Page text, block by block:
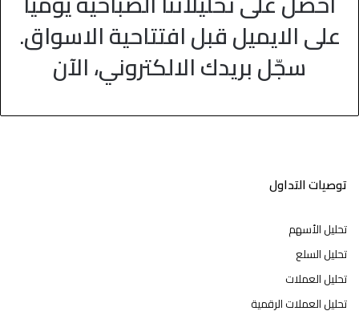
على الايميل قبل افتتاحية الاسواق.
سجّل بريدك الالكتروني، الآن
توصيات التداول
تحليل الأسهم
تحليل السلع
تحليل العملات
تحليل العملات الرقمية